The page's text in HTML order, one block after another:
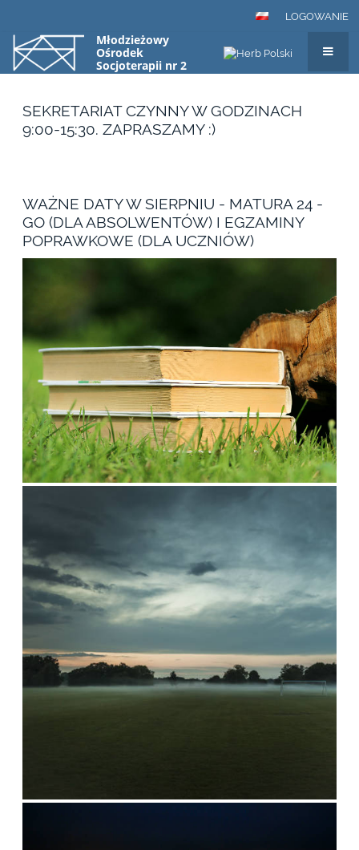
LOGOWANIE
Młodzieżowy
Ośrodek
Socjoterapii nr 2
"KĄT" w Warszawa,
SEKRETARIAT CZYNNY W GODZINACH
9:00-15:30. ZAPRASZAMY :)
WAŻNE DATY W SIERPNIU - MATURA 24 -
GO (DLA ABSOLWENTÓW) I EGZAMINY
POPRAWKOWE (DLA UCZNIÓW)